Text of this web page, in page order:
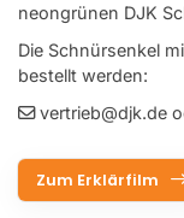
neongrünen DJK
Die Schnürsenkel
bestellt werden:
vertrieb@djk.de
Zum Erklärfilm